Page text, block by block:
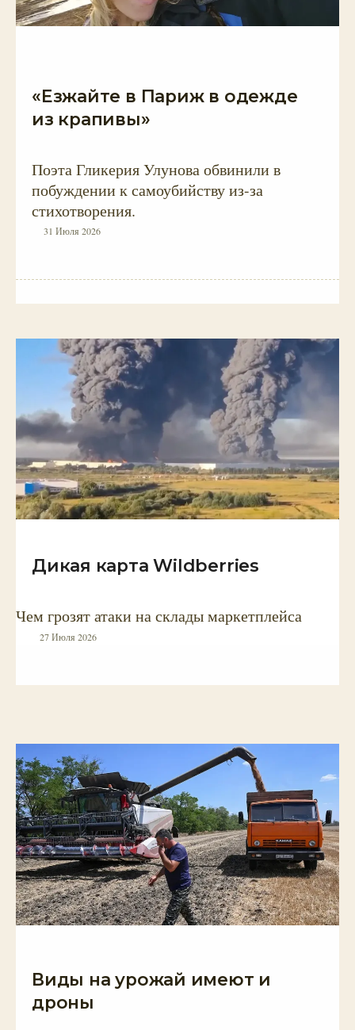
«Езжайте в Париж в одежде
из крапивы»
Поэта Гликерия Улунова обвинили в
побуждении к самоубийству из-за
стихотворения.
31 Июля 2026
Дикая карта Wildberries
Чем грозят атаки на склады маркетплейса
27 Июля 2026
Виды на урожай имеют и
дроны